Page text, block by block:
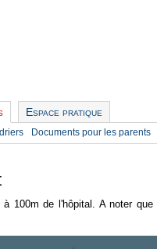
Espace pratique
Documents pour les parents
100m de l'hôpital. A noter